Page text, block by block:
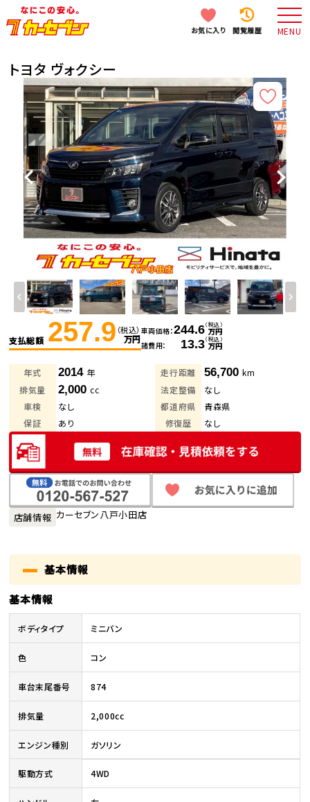
お気に入り 閲覧履歴 MENU
トヨタ ヴォクシー
支払総額 257.9 （税込）
万円
車両価格 244.6（税込）
万円
諸費用
13.3（税込）
万円
年式 2014 年 走行距離 56,700 km
排気量
2,000cc 法定整備
なし
車検
なし 都道府県
青森県
保証
あり 修復歴 なし
店舗情報 カーセブン八戸小田店
基本情報
基本情報
ボディタイプ ミニバン
色 コン
車台末尾番号 874
排気量 2,000cc
エンジン種別 ガソリン
駆動方式 4WD